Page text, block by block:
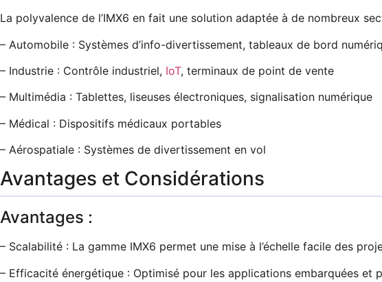
La polyvalence de l’IMX6 en fait une solution adaptée à de nombreux
– Automobile : Systèmes d’info-divertissement, tableaux de bord
– Industrie : Contrôle industriel, IoT, terminaux de point de vente
– Multimédia : Tablettes, liseuses électroniques, signalisation numérique
– Médical : Dispositifs médicaux portables
– Aérospatiale : Systèmes de divertissement en vol
Avantages et Considérations
Avantages :
– Scalabilité : La gamme IMX6 permet une mise à l’échelle facile des
– Efficacité énergétique : Optimisé pour les applications embarquées et